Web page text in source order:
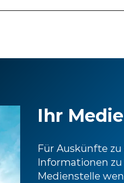
Ihr
Für Auskünfte
Informationen zu
Medienstelle